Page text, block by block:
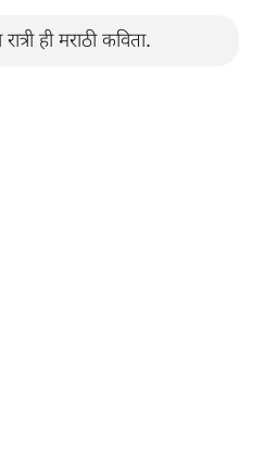
ही मराठी कविता.